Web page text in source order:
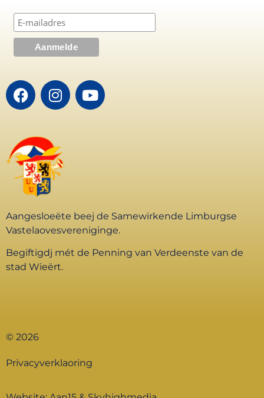
Aangesloeëte beej de Samewirkende Limburgse
Vastelaovesvereniginge.
Begiftigdj mét de Penning van Verdeenste van de
stad Wieërt.
© 2026
Privacyverklaoring